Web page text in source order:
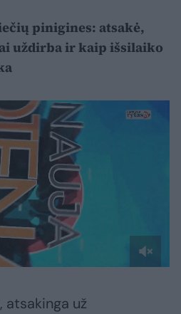
pinigines: atsakė,
uždirba ir kaip išsilaiko
atsakinga už